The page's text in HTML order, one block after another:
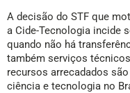
A decisão do STF que
a Cide-Tecnologia incide
quando não há
também serviços
recursos arrecadados
ciência e tecnologia no